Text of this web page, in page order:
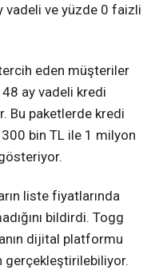
vadeli ve yüzde 0 faizli
eden müşteriler
ay vadeli kredi
Bu paketlerde kredi
bin TL ile 1 milyon
liste fiyatlarında
bildirdi. Togg
dijital platformu
gerçekleştirilebiliyor.